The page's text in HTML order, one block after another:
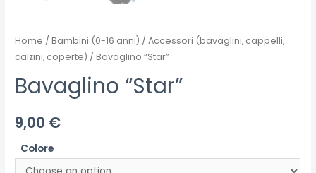
Home /Bambini (0-16 anni) /Accessori (bavaglini, cappelli,
calzini, coperte) / Bavaglino “Star”
Bavaglino “Star”
9,00 €
Colore